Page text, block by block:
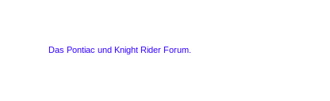
Das Pontiac und Knight Rider Forum.